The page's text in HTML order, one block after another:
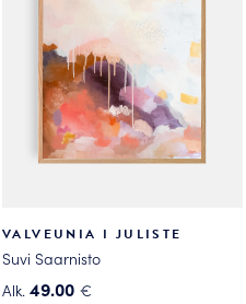
tuotteen
sivulla.
VALVEUNIA I JULISTE
Suvi Saarnisto
Alk. 49.00 €